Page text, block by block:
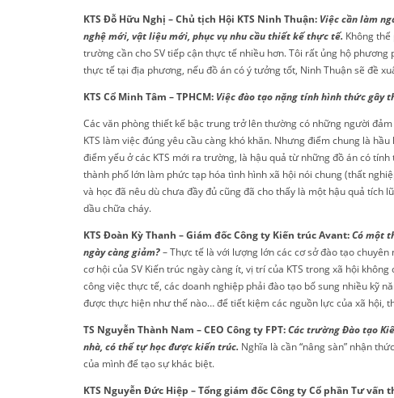
KTS Đỗ Hữu Nghị – Chủ tịch Hội KTS Ninh Thuận: Việc cần làm
nghệ mới, vật liệu mới, phục vụ nhu cầu thiết kế thực tế. Không
trường cần cho SV tiếp cận thực tế nhiều hơn. Tôi rất ủng hộ
thực tế tại địa phương, nếu đồ án có ý tưởng tốt, Ninh Thuận sẽ đề
KTS Cổ Minh Tâm – TPHCM: Việc đào tạo nặng tính hình thức gây
Các văn phòng thiết kế bậc trung trở lên thường có những người
KTS làm việc đúng yêu cầu càng khó khăn. Nhưng điểm chung là
điểm yếu ở các KTS mới ra trường, là hậu quả từ những đồ án có
thành phố lớn làm phức tạp hóa tình hình xã hội nói chung (thất
và học đã nêu dù chưa đầy đủ cũng đã cho thấy là một hậu quả tích
dầu chữa cháy.
KTS Đoàn Kỳ Thanh – Giám đốc Công ty Kiến trúc Avant:Có một
ngày càng giảm? – Thực tế là với lượng lớn các cơ sở đào tạo
cơ hội của SV Kiến trúc ngày càng ít, vị trí của KTS trong xã hội
công việc thực tế, các doanh nghiệp phải đào tạo bổ sung nhiều kỹ
được thực hiện như thế nào… để tiết kiệm các nguồn lực của xã hội,
TS Nguyễn Thành Nam – CEO Công ty FPT:Các trường Đào tạo
nhà, có thể tự học được kiến trúc. Nghĩa là cần “nâng sàn” nhận
của mình để tạo sự khác biệt.
KTS Nguyễn Đức Hiệp – Tổng giám đốc Công ty Cổ phần Tư vấn